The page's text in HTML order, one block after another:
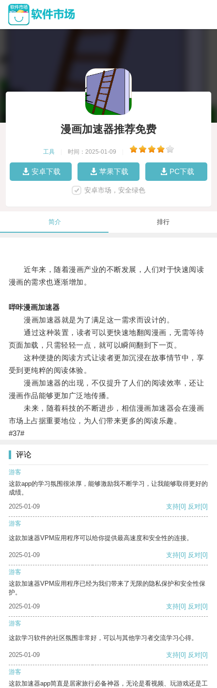
漫画加速器推荐免费
工具 时间：2025-01-09
安卓下载 苹果下载 PC下载
安卓市场，安全绿色
简介 排行
近年来，随着漫画产业的不断发展，人们对于快速阅读
漫画的需求也逐渐增加。
哔咔漫画加速器
漫画加速器就是为了满足这一需求而设计的。
通过这种装置，读者可以更快速地翻阅漫画，无需等待
页面加载，只需轻轻一点，就可以瞬间翻到下一页。
这种便捷的阅读方式让读者更加沉浸在故事情节中，享
受到更纯粹的阅读体验。
漫画加速器的出现，不仅提升了人们的阅读效率，还让
漫画作品能够更加广泛地传播。
未来，随着科技的不断进步，相信漫画加速器会在漫画
市场上占据重要地位，为人们带来更多的阅读乐趣。
#37#
评论
游客
这款app的学习氛围很浓厚，能够激励我不断学习，让我能够取得更好的
成绩。
2025-01-09
支持[0] 反对[0]
游客
这款加速器VPM应用程序可以给你提供最高速度和安全性的连接。
2025-01-09 支持[0] 反对[0]
游客
这款加速器VPM应用程序已经为我们带来了无限的隐私保护和安全性保
护。
2025-01-09
支持[0] 反对[0]
游客
这款学习软件的社区氛围非常好，可以与其他学习者交流学习心得。
2025-01-09 支持[0] 反对[0]
游客
这款加速器app简直是居家旅行必备神器，无论是看视频、玩游戏还是工